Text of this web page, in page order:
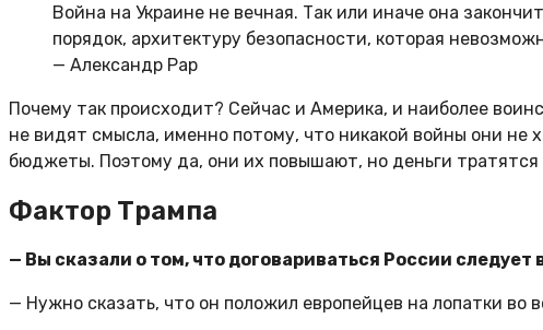
Война на Украине не вечная. Так или иначе она
порядок, архитектуру безопасности, которая
— Александр Рар
Почему так происходит? Сейчас и Америка, и наиболее
не видят смысла, именно потому, что никакой войны они
бюджеты. Поэтому да, они их повышают, но деньги
Фактор Трампа
— Вы сказали о том, что договариваться России
— Нужно сказать, что он положил европейцев на лопатки во